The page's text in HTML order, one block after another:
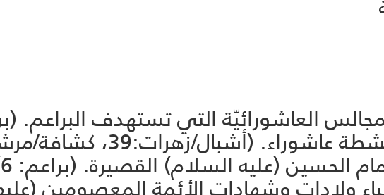
التي تستهدف البراعم. (برعم: 27،
(أشبال/زهرات:39، كشافة/مرشدات:37)
الحسين (عليه السلام) القصيرة. (براعم: 6)